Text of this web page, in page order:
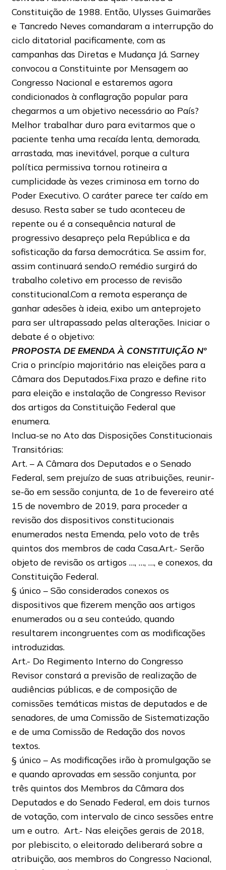
Constituição de 1988. Então, Ulysses Guimarães
e Tancredo Neves comandaram a interrupção do
ciclo ditatorial pacificamente, com as
campanhas das Diretas e Mudança Já. Sarney
convocou a Constituinte por Mensagem ao
Congresso Nacional e estaremos agora
condicionados à conflagração popular para
chegarmos a um objetivo necessário ao País?
Melhor trabalhar duro para evitarmos que o
paciente tenha uma recaída lenta, demorada,
arrastada, mas inevitável, porque a cultura
política permissiva tornou rotineira a
cumplicidade às vezes criminosa em torno do
Poder Executivo. O caráter parece ter caído em
desuso. Resta saber se tudo aconteceu de
repente ou é a consequência natural de
progressivo desapreço pela República e da
sofisticação da farsa democrática. Se assim for,
assim continuará sendo.O remédio surgirá do
trabalho coletivo em processo de revisão
constitucional.Com a remota esperança de
ganhar adesões à ideia, exibo um anteprojeto
para ser ultrapassado pelas alterações. Iniciar o
debate é o objetivo:
PROPOSTA DE EMENDA À CONSTITUIÇÃO Nº
Cria o princípio majoritário nas eleições para a
Câmara dos Deputados.Fixa prazo e define rito
para eleição e instalação de Congresso Revisor
dos artigos da Constituição Federal que
enumera.
Inclua-se no Ato das Disposições Constitucionais
Transitórias:
Art. – A Câmara dos Deputados e o Senado
Federal, sem prejuízo de suas atribuições, reunir-
se-ão em sessão conjunta, de 1o de fevereiro até
15 de novembro de 2019, para proceder a
revisão dos dispositivos constitucionais
enumerados nesta Emenda, pelo voto de três
quintos dos membros de cada Casa.Art.- Serão
objeto de revisão os artigos …, …, …, e conexos, da
Constituição Federal.
§ único – São considerados conexos os
dispositivos que fizerem menção aos artigos
enumerados ou a seu conteúdo, quando
resultarem incongruentes com as modificações
introduzidas.
Art.- Do Regimento Interno do Congresso
Revisor constará a previsão de realização de
audiências públicas, e de composição de
comissões temáticas mistas de deputados e de
senadores, de uma Comissão de Sistematização
e de uma Comissão de Redação dos novos
textos.
§ único – As modificações irão à promulgação se
e quando aprovadas em sessão conjunta, por
três quintos dos Membros da Câmara dos
Deputados e do Senado Federal, em dois turnos
de votação, com intervalo de cinco sessões entre
um e outro. Art.- Nas eleições gerais de 2018,
por plebiscito, o eleitorado deliberará sobre a
atribuição, aos membros do Congresso Nacional,